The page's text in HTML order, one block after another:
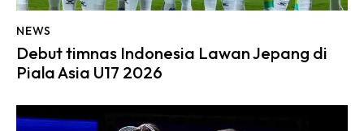
NEWS
Debut timnas Indonesia Lawan Jepang di
Piala Asia U17 2026